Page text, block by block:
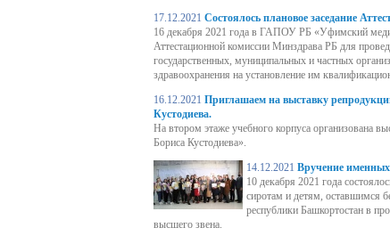
Информационная
безопасность
Наставничество
Обработка персональных
данных
Охрана труда
17.12.2021 Состоялось плановое заседание
16 декабря 2021 года в ГАПОУ РБ «Уфимский
Аттестационной комиссии Минздрава РБ для
государственных, муниципальных и частных
здравоохранения на установление им
16.12.2021 Приглашаем на выставку
Кустодиева.
На втором этаже учебного корпуса организована
Бориса Кустодиева».
14.12.2021 Вручение
10 декабря 2021 года
сиротам и детям, оставшимся
республики Башкортостан в
высшего звена.